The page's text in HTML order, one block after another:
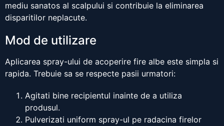
mediu sanatos al scalpului si contribuie la eliminarea
disparitilor neplacute.
Mod de utilizare
Aplicarea spray-ului de acoperire fire albe este simpla si
rapida. Trebuie sa se respecte pasii urmatori:
Agitati bine recipientul inainte de a utiliza
produsul.
Pulverizati uniform spray-ul pe radacina firelor